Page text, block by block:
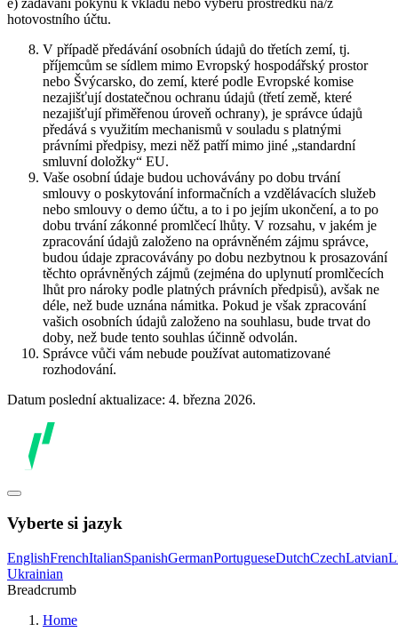
e) zadávání pokynů k vkladu nebo výběru prostředků na/z
hotovostního účtu.
V případě předávání osobních údajů do třetích zemí, tj.
příjemcům se sídlem mimo Evropský hospodářský prostor
nebo Švýcarsko, do zemí, které podle Evropské komise
nezajišťují dostatečnou ochranu údajů (třetí země, které
nezajišťují přiměřenou úroveň ochrany), je správce údajů
předává s využitím mechanismů v souladu s platnými
právními předpisy, mezi něž patří mimo jiné „standardní
smluvní doložky“ EU.
Vaše osobní údaje budou uchovávány po dobu trvání
smlouvy o poskytování informačních a vzdělávacích služeb
nebo smlouvy o demo účtu, a to i po jejím ukončení, a to po
dobu trvání zákonné promlčecí lhůty. V rozsahu, v jakém je
zpracování údajů založeno na oprávněném zájmu správce,
budou údaje zpracovávány po dobu nezbytnou k prosazování
těchto oprávněných zájmů (zejména do uplynutí promlčecích
lhůt pro nároky podle platných právních předpisů), avšak ne
déle, než bude uznána námitka. Pokud je však zpracování
vašich osobních údajů založeno na souhlasu, bude trvat do
doby, než bude tento souhlas účinně odvolán.
Správce vůči vám nebude používat automatizované
rozhodování.
Datum poslední aktualizace: 4. března 2026.
Vyberte si jazyk
EnglishFrenchItalianSpanishGermanPortugueseDutchCzechLatvian
Ukrainian
Breadcrumb
Home